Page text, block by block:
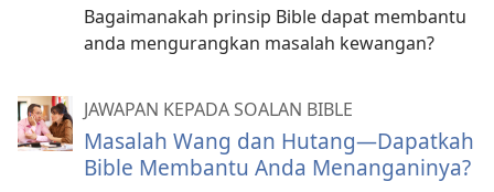
Bagaimanakah prinsip Bible dapat membantu
anda mengurangkan masalah kewangan?
JAWAPAN KEPADA SOALAN BIBLE
Masalah Wang dan Hutang—Dapatkah
Bible Membantu Anda Menanganinya?